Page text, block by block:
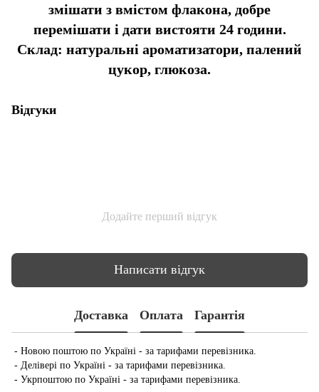
змішати з вмістом флакона, добре
перемішати і дати вистояти 24 години.
Склад: натуральні ароматизатори, палений
цукор, глюкоза.
Відгуки
Додайте перший відгук
Написати відгук
Доставка Оплата Гарантія
- Новою поштою по Україні - за тарифами перевізника.
- Делівері по Україні - за тарифами перевізника.
- Укрпоштою по Україні - за тарифами перевізника.